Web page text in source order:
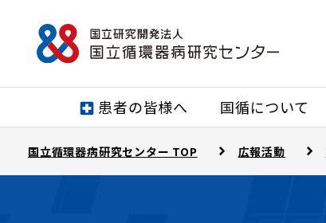
患者の皆様へ 国循について
国立循環器病研究センター TOP 広報活動